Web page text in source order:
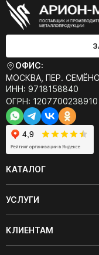
ОФИС:
МОСКВА, ПЕР.
ИНН: 9718158840
ОГРН: 1207700238910
КАТАЛОГ
УСЛУГИ
КЛИЕНТАМ